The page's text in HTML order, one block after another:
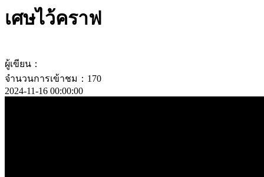
เศษไว้คราฟ
ผู้เขียน：
จำนวนการเข้าชม：170
2024-11-16 00:00:00